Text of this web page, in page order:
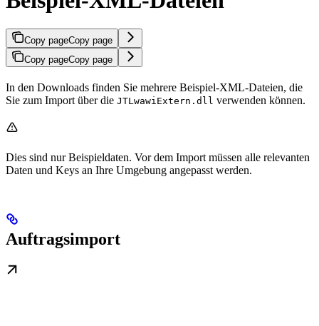
Copy pageCopy page
Copy pageCopy page
In den Downloads finden Sie mehrere Beispiel-XML-Dateien, die
Sie zum Import über die JTLwawiExtern.dll verwenden können.
Dies sind nur Beispieldaten. Vor dem Import müssen alle relevanten
Daten und Keys an Ihre Umgebung angepasst werden.
Auftragsimport